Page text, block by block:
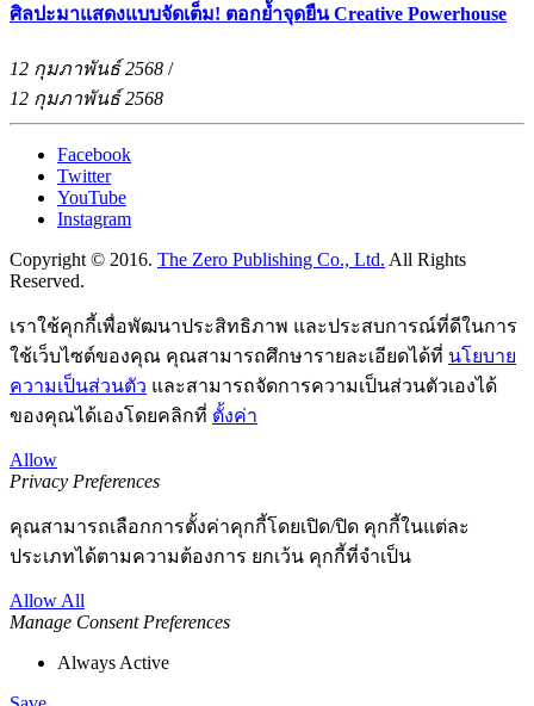
ศิลปะมาแสดงแบบจัดเต็ม! ตอกย้ำจุดยืน Creative Powerhouse
12 กุมภาพันธ์ 2568 /
12 กุมภาพันธ์ 2568
Facebook
Twitter
YouTube
Instagram
Copyright © 2016. The Zero Publishing Co., Ltd. All Rights
Reserved.
เราใช้คุกกี้เพื่อพัฒนาประสิทธิภาพ และประสบการณ์ที่ดีในการ
ใช้เว็บไซต์ของคุณ คุณสามารถศึกษารายละเอียดได้ที่ นโยบาย
ความเป็นส่วนตัว และสามารถจัดการความเป็นส่วนตัวเองได้
ของคุณได้เองโดยคลิกที่ ตั้งค่า
Allow
Privacy Preferences
คุณสามารถเลือกการตั้งค่าคุกกี้โดยเปิด/ปิด คุกกี้ในแต่ละ
ประเภทได้ตามความต้องการ ยกเว้น คุกกี้ที่จำเป็น
Allow All
Manage Consent Preferences
Always Active